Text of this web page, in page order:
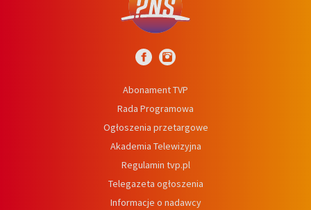
Abonament TVP
Rada Programowa
Ogłoszenia przetargowe
Akademia Telewizyjna
Regulamin tvp.pl
Telegazeta ogłoszenia
Informacje o nadawcy